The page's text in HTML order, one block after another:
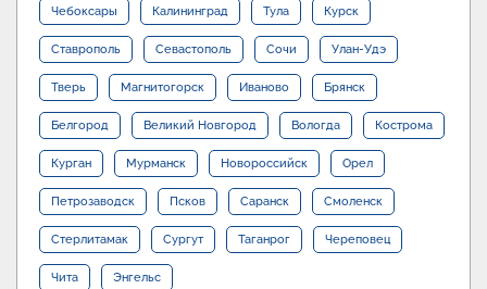
Чебоксары Калининград Тула Курск
Ставрополь Севастополь Сочи Улан-Удэ
Тверь Магнитогорск Иваново Брянск
Белгород Великий Новгород Вологда Кострома
Курган Мурманск Новороссийск Орел
Петрозаводск Псков Саранск Смоленск
Стерлитамак Сургут Таганрог Череповец
Чита Энгельс